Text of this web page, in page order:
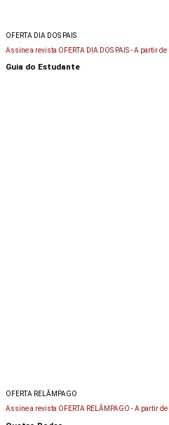
OFERTA DIA DOS PAIS
Assine a revista OFERTA DIA DOS PAIS -A partir de
Guia do Estudante
OFERTA RELÂMPAGO
Assine a revista OFERTA RELÂMPAGO -A partir de